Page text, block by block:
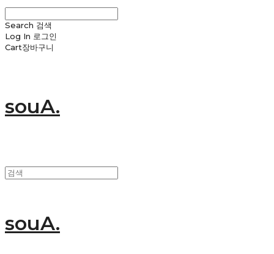
Search 검색
Log In 로그인
Cart장바구니
souA.
souA.